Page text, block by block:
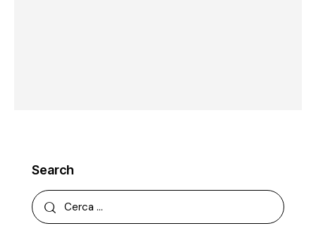
Search